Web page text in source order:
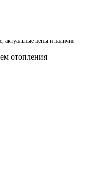
актуальные цены и наличие
отопления